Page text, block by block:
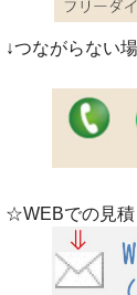
↓つながらない
☆WEBでの見積